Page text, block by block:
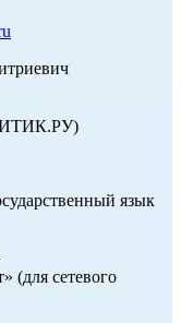
язык
(для сетевого